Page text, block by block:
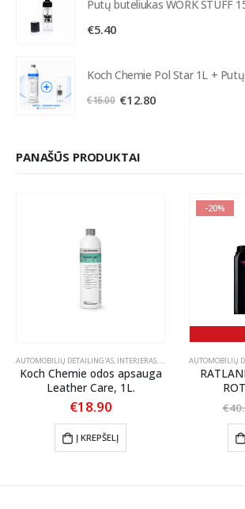
Putų buteliukas WORK STUFF
€5.40
€16.00 Original
€12.80
PANAŠŪS PRODUKTAI
AUTOMOBILIŲ DETAILING'AS, INTERJERAS, ODOS PRIEŽIŪRA
Koch Chemie odos apsauga
Leather Care, 1L.
€18.90
Į KREPŠELĮ
-20%
AUTOMOBILIŲ
€